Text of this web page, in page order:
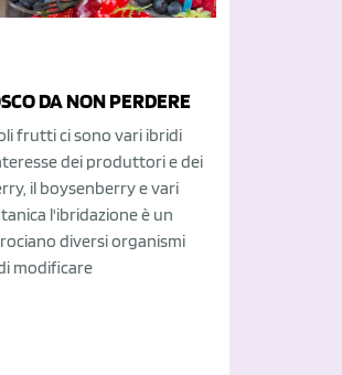
DA NON PERDERE
frutti ci sono vari ibridi
dei produttori e dei
il boysenberry e vari
l'ibridazione è un
diversi organismi
modificare